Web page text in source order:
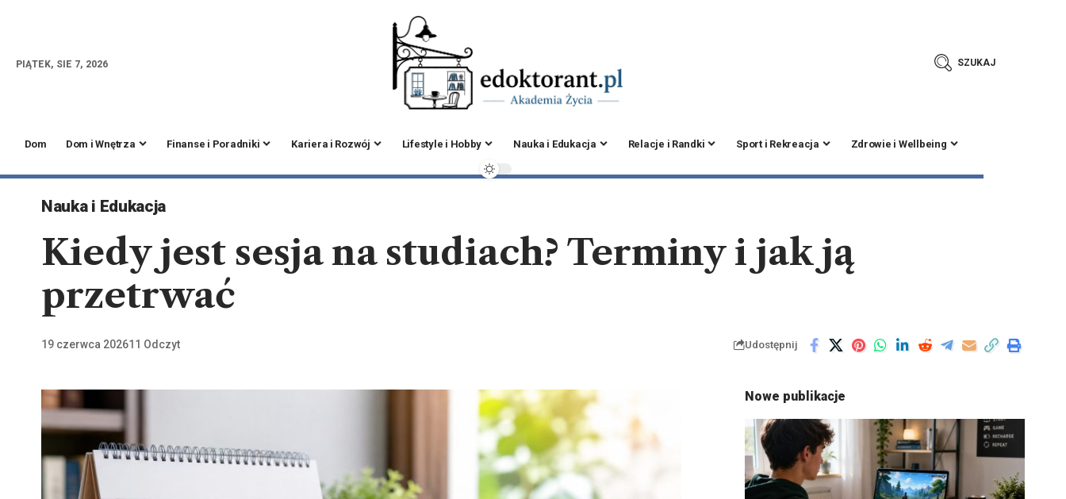
PIĄTEK, SIE 7, 2026 SZUKAJ
Dom Dom i Wnętrza Finanse i Poradniki Kariera i Rozwój Lifestyle i Hobby Nauka i Edukacja Relacje i Randki Sport i Rekreacja Zdrowie i Wellbeing
Nauka i Edukacja
Kiedy jest sesja na studiach? Terminy i jak ją
przetrwać
19 czerwca 202611 Odczyt Udostępnij
Nowe publikacje